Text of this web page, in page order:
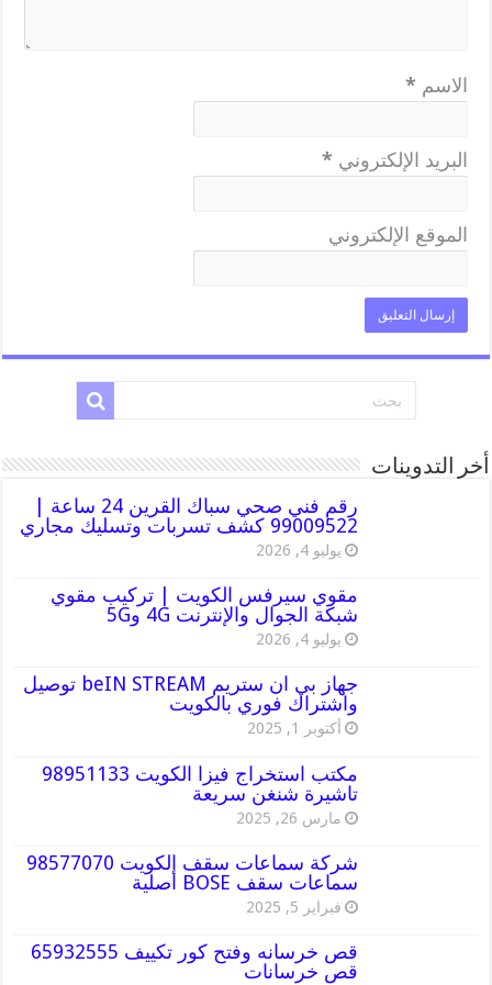
الاسم *
البريد الإلكتروني *
الموقع الإلكتروني
أخر التدوينات
رقم فني صحي سباك القرين 24 ساعة |
99009522 كشف تسربات وتسليك مجاري
يوليو 4, 2026
مقوي سيرفس الكويت | تركيب مقوي
شبكة الجوال والإنترنت 4G و5G
يوليو 4, 2026
جهاز بي ان ستريم beIN STREAM توصيل
واشتراك فوري بالكويت
أكتوبر 1, 2025
مكتب استخراج فيزا الكويت 98951133
تاشيرة شنغن سريعة
مارس 26, 2025
شركة سماعات سقف الكويت 98577070
سماعات سقف BOSE أصلية
فبراير 5, 2025
قص خرسانه وفتح كور تكييف 65932555
قص خرسانات